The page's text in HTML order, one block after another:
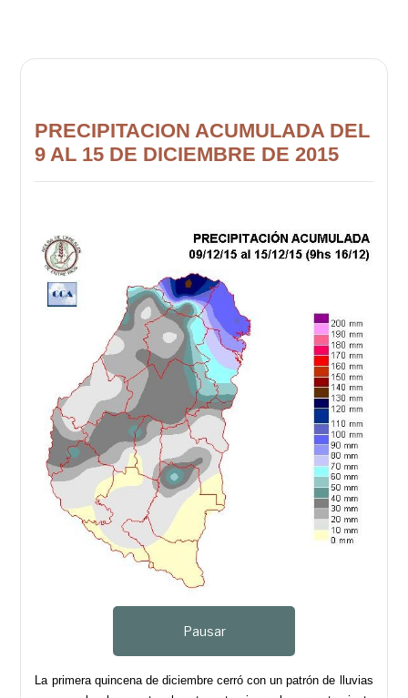
PRECIPITACION ACUMULADA DEL
9 AL 15 DE DICIEMBRE DE 2015
Pausar
La primera quincena de diciembre cerró con un patrón de lluvias